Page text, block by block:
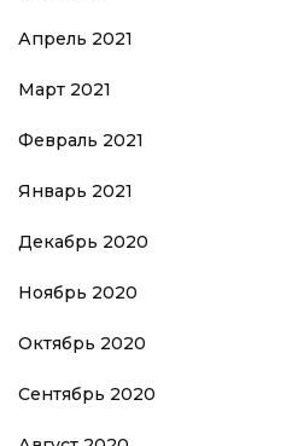
Апрель 2021
Март 2021
Февраль 2021
Январь 2021
Декабрь 2020
Ноябрь 2020
Октябрь 2020
Сентябрь 2020